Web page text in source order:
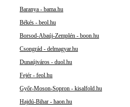
Baranya - bama.hu
Békés - beol.hu
Borsod-Abaúj-Zemplén - boon.hu
Csongrád - delmagyar.hu
Dunaújváros - duol.hu
Fejér - feol.hu
Győr-Moson-Sopron - kisalfold.hu
Hajdú-Bihar - haon.hu